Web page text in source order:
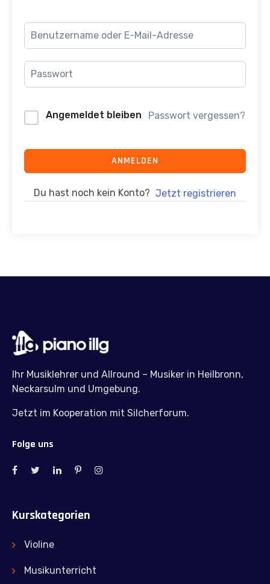
Angemeldet bleiben Passwort vergessen?
ANMELDEN
Du hast noch kein Konto? Jetzt registrieren
Ihr Musiklehrer und Allround – Musiker in Heilbronn,
Neckarsulm und Umgebung.
Jetzt im Kooperation mit Silcherforum.
Folge uns
Kurskategorien
Violine
Musikunterricht